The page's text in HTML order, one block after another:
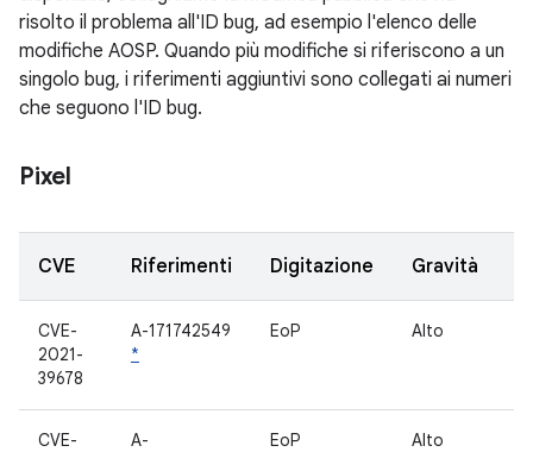
risolto il problema all'ID bug, ad esempio l'elenco delle
modifiche AOSP. Quando più modifiche si riferiscono a un
singolo bug, i riferimenti aggiuntivi sono collegati ai numeri
che seguono l'ID bug.
Pixel
CVE Riferimenti Digitazione Gravità
CVE-
2021-
39678
A-171742549
*
EoP Alto
CVE-
A-
EoP Alto